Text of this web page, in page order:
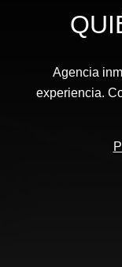
Agencia
experiencia.